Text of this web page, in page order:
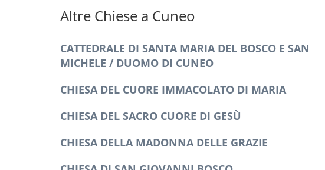
Altre Chiese a Cuneo
CATTEDRALE DI SANTA MARIA DEL BOSCO E SAN
MICHELE / DUOMO DI CUNEO
CHIESA DEL CUORE IMMACOLATO DI MARIA
CHIESA DEL SACRO CUORE DI GESÙ
CHIESA DELLA MADONNA DELLE GRAZIE